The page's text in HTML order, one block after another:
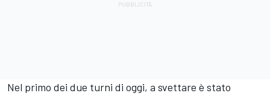
Nel primo dei due turni di oggi, a svettare è stato